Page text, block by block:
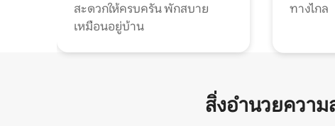
สะดวกให้ครบครัน พักสบาย
เหมือนอยู่บ้าน
ทางไกล
สิ่งอำนวยความ